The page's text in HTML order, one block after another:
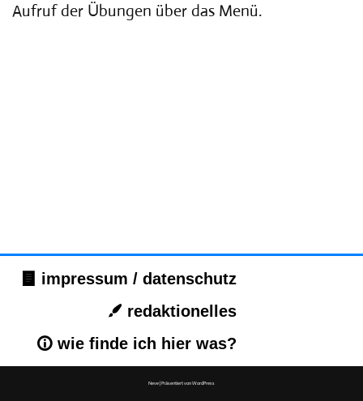
Aufruf der Übungen über das Menü.
impressum / datenschutz
redaktionelles
wie finde ich hier was?
Neve| Präsentiert vonWordPress